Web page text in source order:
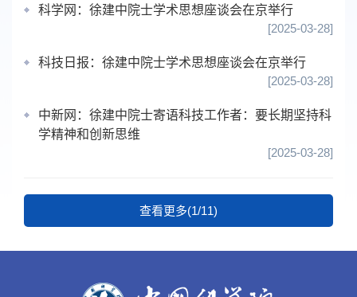
​科学网：徐建中院士学术思想座谈会在京举行
[2025-03-28]
科技日报：徐建中院士学术思想座谈会在京举行
[2025-03-28]
中新网：徐建中院士寄语科技工作者：要长期坚持科
学精神和创新思维
[2025-03-28]
查看更多(1/11)